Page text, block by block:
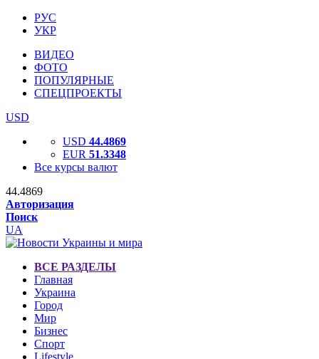
РУС
УКР
ВИДЕО
ФОТО
ПОПУЛЯРНЫЕ
СПЕЦПРОЕКТЫ
USD
USD 44.4869
EUR 51.3348
Все курсы валют
44.4869
Авторизация
Поиск
UA
ВСЕ РАЗДЕЛЫ
Главная
Украина
Город
Мир
Бизнес
Спорт
Lifestyle